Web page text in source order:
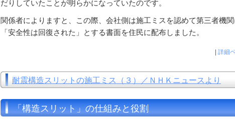
だりしていたことが明らかになっていたのです。
関係者によりますと、この際、会社側は施工ミスを認めて第三者機
「安全性は回復された」とする書面を住民に配布しました。
詳細
耐震構造スリットの施工ミス（３）／ＮＨＫニュースより
「構造スリット」の仕組みと役割